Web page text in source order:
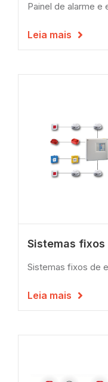
Painel de alarme e
Leia mais 
Sistemas
Sistemas fixos de
Leia mais 